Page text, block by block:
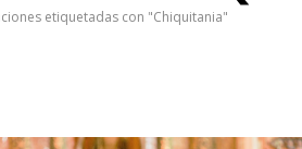
etiquetadas con "Chiquitania"